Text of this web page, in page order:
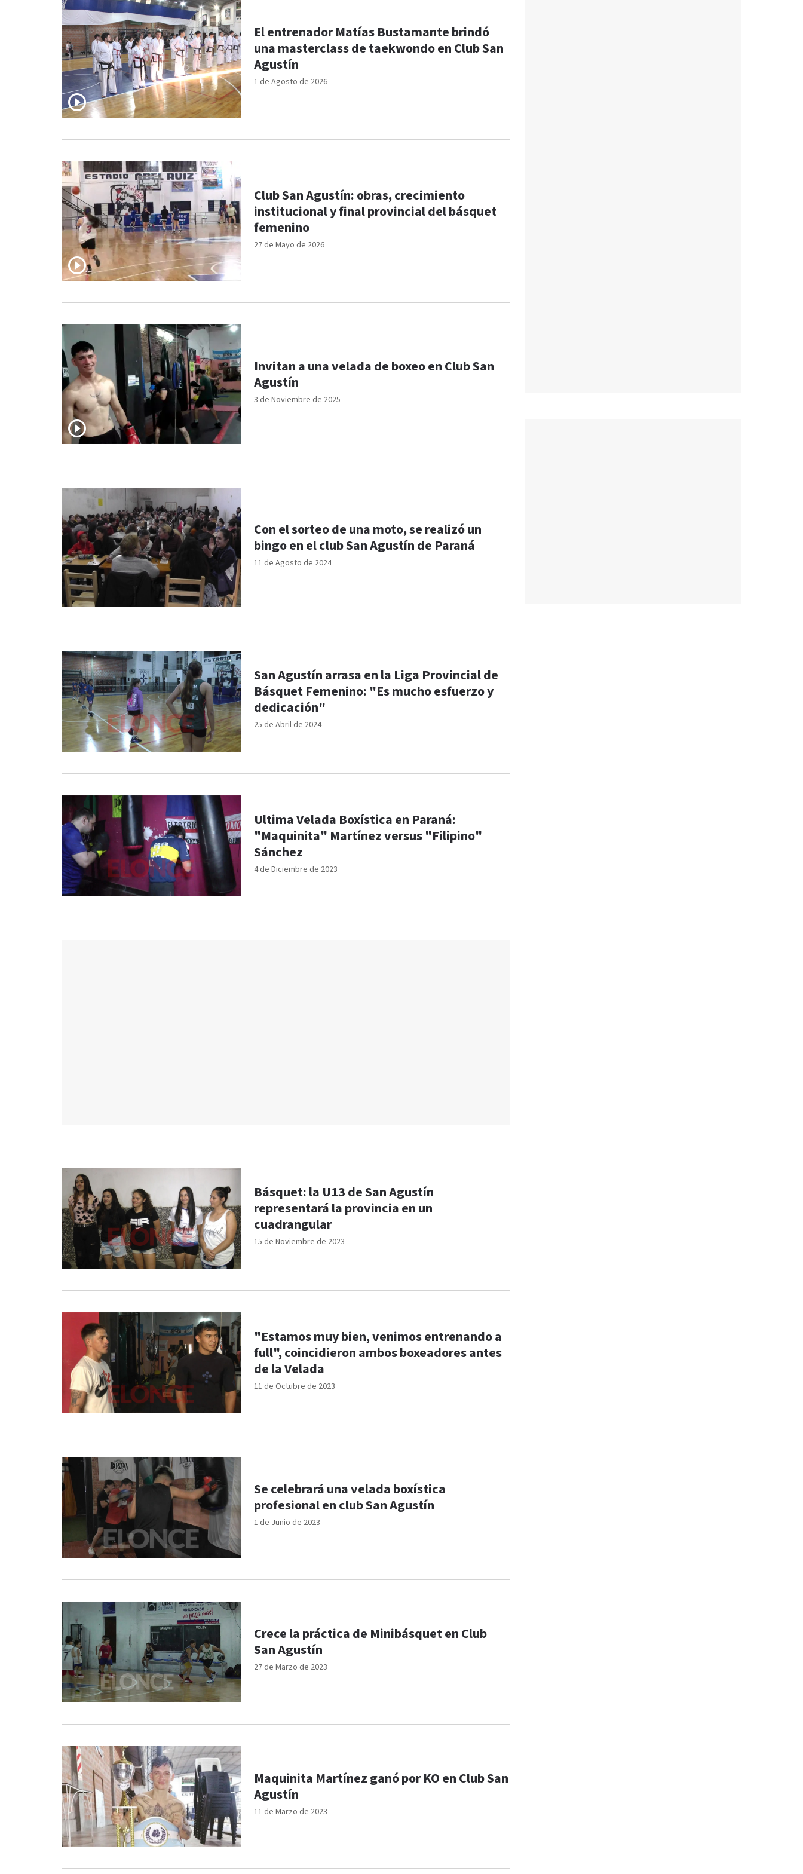
1 de Agosto de 2026
El entrenador Matías Bustamante brindó
una masterclass de taekwondo en Club San
Agustín
27 de Mayo de 2026
Club San Agustín: obras, crecimiento
institucional y final provincial del básquet
femenino
3 de Noviembre de 2025
Invitan a una velada de boxeo en Club San
Agustín
11 de Agosto de 2024
Con el sorteo de una moto, se realizó un
bingo en el club San Agustín de Paraná
25 de Abril de 2024
San Agustín arrasa en la Liga Provincial de
Básquet Femenino: "Es mucho esfuerzo y
dedicación"
4 de Diciembre de 2023
Ultima Velada Boxística en Paraná:
"Maquinita" Martínez versus "Filipino"
Sánchez
15 de Noviembre de 2023
Básquet: la U13 de San Agustín
representará la provincia en un
cuadrangular
11 de Octubre de 2023
"Estamos muy bien, venimos entrenando a
full", coincidieron ambos boxeadores antes
de la Velada
1 de Junio de 2023
Se celebrará una velada boxística
profesional en club San Agustín
27 de Marzo de 2023
Crece la práctica de Minibásquet en Club
San Agustín
11 de Marzo de 2023
Maquinita Martínez ganó por KO en Club San
Agustín